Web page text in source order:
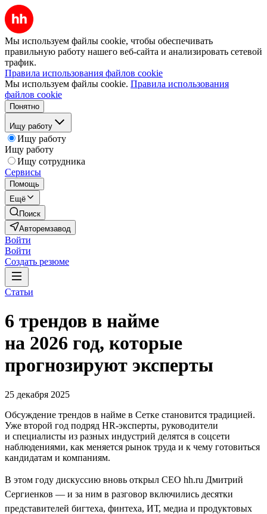
Мы используем файлы cookie, чтобы обеспечивать
правильную работу нашего веб-сайта и анализировать сетевой
трафик.
Правила использования файлов cookie
Мы используем файлы cookie. Правила использования
файлов cookie
Понятно
Ищу работу
Ищу работу
Ищу работу
Ищу сотрудника
Сервисы
Помощь
Ещё
Поиск
Авторемзавод
Войти
Войти
Создать резюме
Статьи
6 трендов в найме
на 2026 год, которые
прогнозируют эксперты
25 декабря 2025
Обсуждение трендов в найме в Сетке становится традицией.
Уже второй год подряд HR-эксперты, руководители
и специалисты из разных индустрий делятся в соцсети
наблюдениями, как меняется рынок труда и к чему готовиться
кандидатам и компаниям.
В этом году дискуссию вновь открыл CEO hh.ru Дмитрий
Сергиенков — и за ним в разговор включились десятки
представителей бигтеха, финтеха, ИТ, медиа и продуктовых